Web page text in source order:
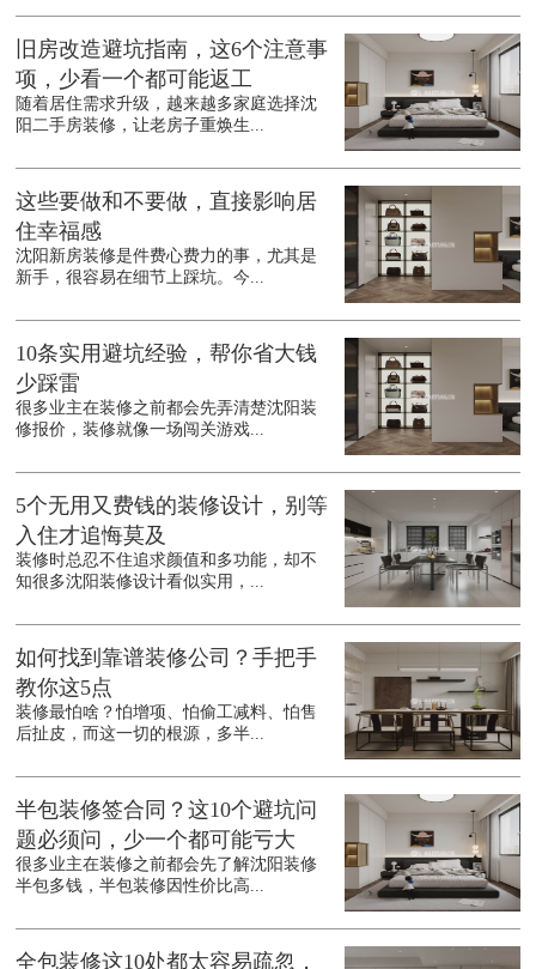
旧房改造避坑指南，这6个注意事
项，少看一个都可能返工
随着居住需求升级，越来越多家庭选择沈
阳二手房装修，让老房子重焕生...
这些要做和不要做，直接影响居
住幸福感
沈阳新房装修是件费心费力的事，尤其是
新手，很容易在细节上踩坑。今...
10条实用避坑经验，帮你省大钱
少踩雷
很多业主在装修之前都会先弄清楚沈阳装
修报价，装修就像一场闯关游戏...
5个无用又费钱的装修设计，别等
入住才追悔莫及
装修时总忍不住追求颜值和多功能，却不
知很多沈阳装修设计看似实用，...
如何找到靠谱装修公司？手把手
教你这5点
装修最怕啥？怕增项、怕偷工减料、怕售
后扯皮，而这一切的根源，多半...
半包装修签合同？这10个避坑问
题必须问，少一个都可能亏大
很多业主在装修之前都会先了解沈阳装修
半包多钱，半包装修因性价比高...
全包装修这10处都太容易疏忽，